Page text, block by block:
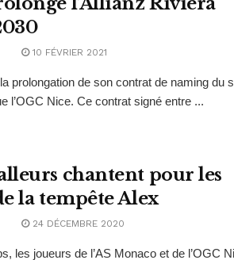
10 FÉVRIER 2021
prolongation de son contrat de naming du
l’OGC Nice. Ce contrat signé entre ...
chantent pour les
la tempête Alex
24 DÉCEMBRE 2020
les joueurs de l’AS Monaco et de l’OGC